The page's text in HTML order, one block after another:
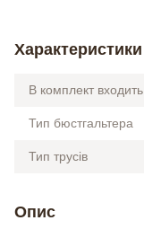
Характеристики
В комплект входить
Тип бюстгальтера
Тип трусів
Опис